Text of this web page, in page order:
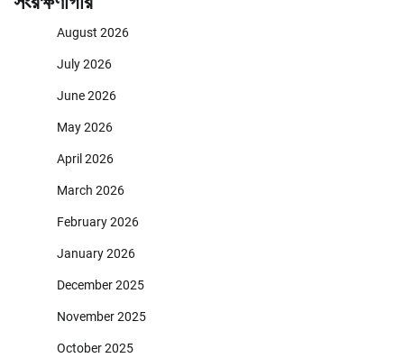
August 2026
July 2026
June 2026
May 2026
April 2026
March 2026
February 2026
January 2026
December 2025
November 2025
October 2025